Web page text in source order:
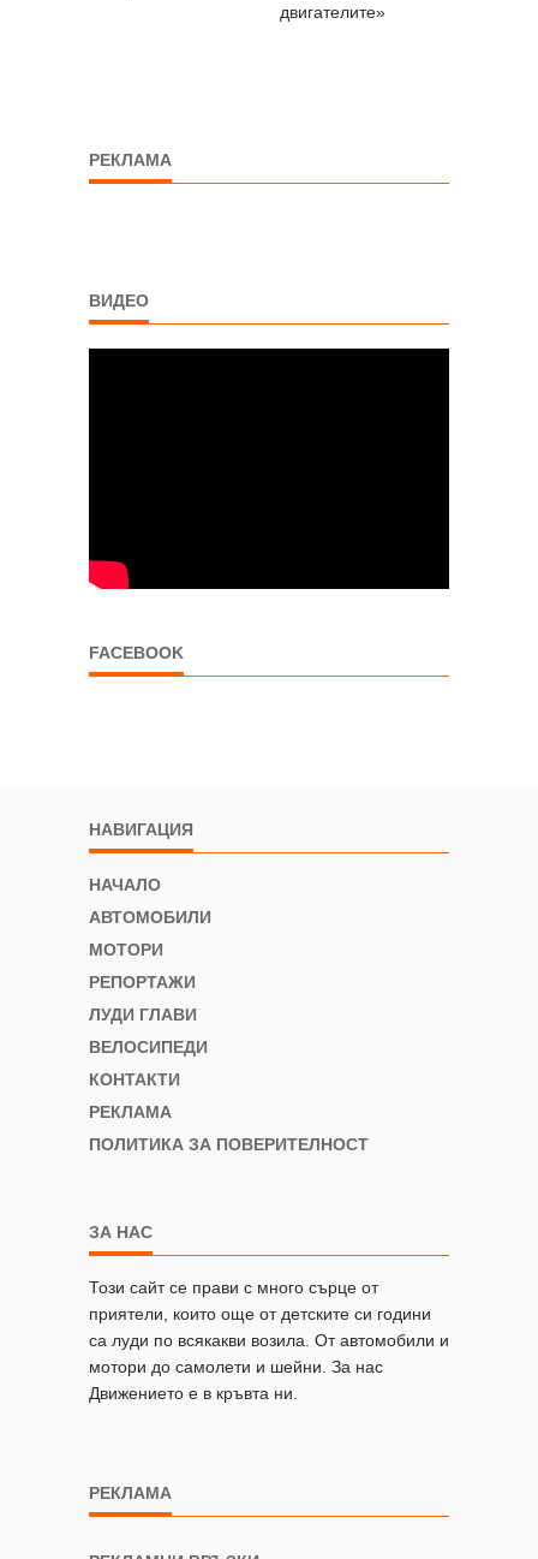
двигателите»
РЕКЛАМА
ВИДЕО
FACEBOOK
НАВИГАЦИЯ
НАЧАЛО
АВТОМОБИЛИ
МОТОРИ
РЕПОРТАЖИ
ЛУДИ ГЛАВИ
ВЕЛОСИПЕДИ
КОНТАКТИ
РЕКЛАМА
ПОЛИТИКА ЗА ПОВЕРИТЕЛНОСТ
ЗА НАС
Този сайт се прави с много сърце от
приятели, които още от детските си години
са луди по всякакви возила. От автомобили и
мотори до самолети и шейни. За нас
Движението е в кръвта ни.
РЕКЛАМА